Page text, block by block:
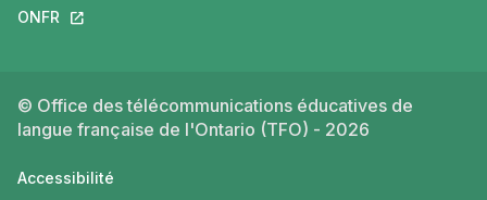
ONFR Ce lien s'ouvrira dans un nouvel onglet.
© Office des télécommunications éducatives de
langue française de l'Ontario (TFO) - 2026
Accessibilité